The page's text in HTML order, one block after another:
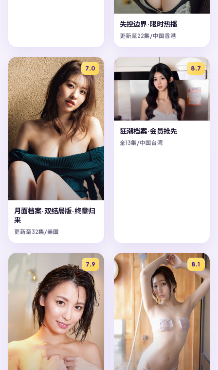
失控边界·限时热播
更新至22集/中国香港
7.0
月面档案·双结局版·终章归
来
更新至32集/美国
8.7
狂潮档案·会员抢先
全13集/中国台湾
7.9 8.1